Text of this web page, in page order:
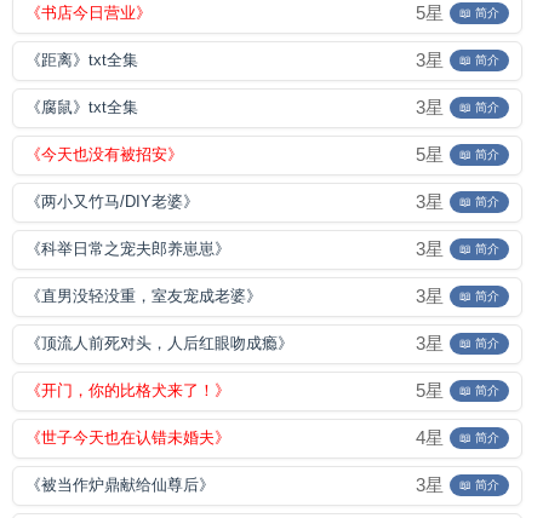
《书店今日营业》 5星 📖 简介
《距离》txt全集 3星 📖 简介
《腐鼠》txt全集 3星 📖 简介
《今天也没有被招安》 5星 📖 简介
《两小又竹马/DIY老婆》 3星 📖 简介
《科举日常之宠夫郎养崽崽》 3星 📖 简介
《直男没轻没重，室友宠成老婆》 3星 📖 简介
《顶流人前死对头，人后红眼吻成瘾》 3星 📖 简介
《开门，你的比格犬来了！》 5星 📖 简介
《世子今天也在认错未婚夫》 4星 📖 简介
《被当作炉鼎献给仙尊后》 3星 📖 简介